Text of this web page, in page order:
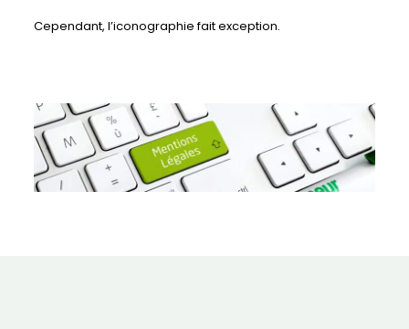
Cependant, l’iconographie fait exception.